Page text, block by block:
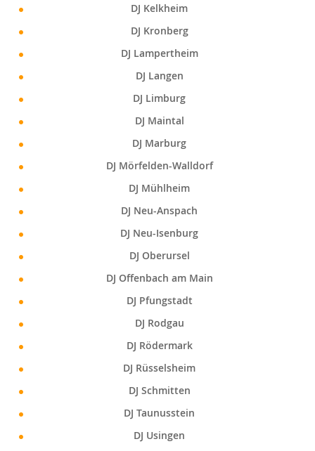
DJ Kelkheim
DJ Kronberg
DJ Lampertheim
DJ Langen
DJ Limburg
DJ Maintal
DJ Marburg
DJ Mörfelden-Walldorf
DJ Mühlheim
DJ Neu-Anspach
DJ Neu-Isenburg
DJ Oberursel
DJ Offenbach am Main
DJ Pfungstadt
DJ Rodgau
DJ Rödermark
DJ Rüsselsheim
DJ Schmitten
DJ Taunusstein
DJ Usingen